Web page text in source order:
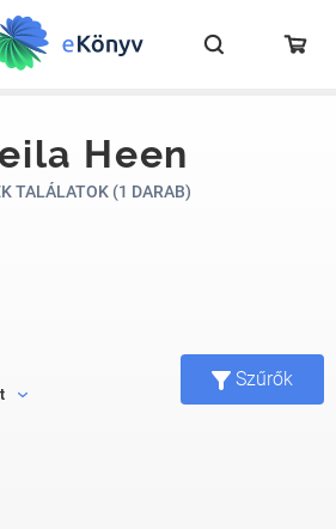
Heen
TALÁLATOK (1 DARAB)
Szűrők